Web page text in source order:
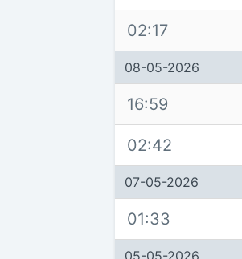
02:17
08-05-2026
16:59
02:42
07-05-2026
01:33
05-05-2026